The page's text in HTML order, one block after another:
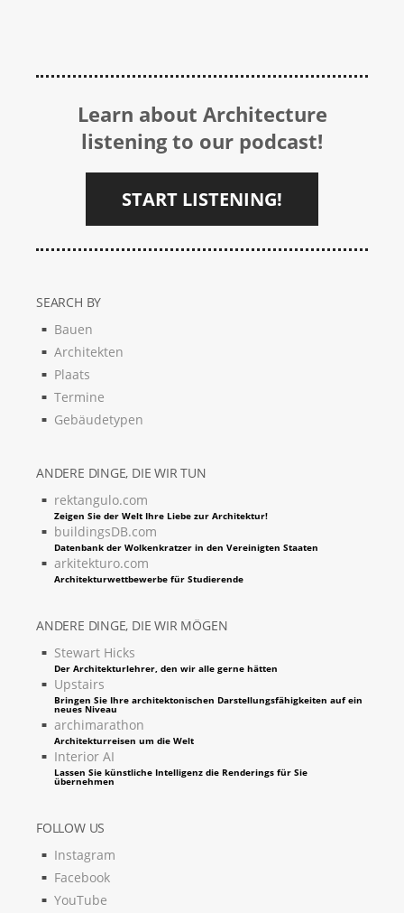
Learn about Architecture
listening to our podcast!
START LISTENING!
SEARCH BY
Bauen
Architekten
Plaats
Termine
Gebäudetypen
ANDERE DINGE, DIE WIR TUN
rektangulo.com
Zeigen Sie der Welt Ihre Liebe zur Architektur!
buildingsDB.com
Datenbank der Wolkenkratzer in den Vereinigten Staaten
arkitekturo.com
Architekturwettbewerbe für Studierende
ANDERE DINGE, DIE WIR MÖGEN
Stewart Hicks
Der Architekturlehrer, den wir alle gerne hätten
Upstairs
Bringen Sie Ihre architektonischen Darstellungsfähigkeiten auf ein
neues Niveau
archimarathon
Architekturreisen um die Welt
Interior AI
Lassen Sie künstliche Intelligenz die Renderings für Sie
übernehmen
FOLLOW US
Instagram
Facebook
YouTube